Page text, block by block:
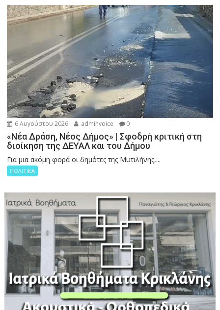
6 Αυγούστου 2026 adminvoice 0
«Νέα Δράση, Νέος Δήμος» | Σφοδρή κριτική στη
διοίκηση της ΔΕΥΑΛ και του Δήμου
Για μια ακόμη φορά οι δημότες της Μυτιλήνης,...
ΠΟΛΙΤΙΚΑ